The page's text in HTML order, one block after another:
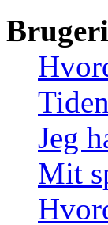
Jeg
Mit